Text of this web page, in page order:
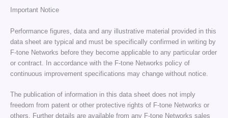
Important Notice
Performance figures, data and any illustrative material provided in this
data sheet are typical and must be specifically confirmed in writing by
F-tone Networks before they become applicable to any particular order
or contract. In accordance with the F-tone Networks policy of
continuous improvement specifications may change without notice.
The publication of information in this data sheet does not imply
freedom from patent or other protective rights of F-tone Networks or
others. Further details are available from any F-tone Networks sales